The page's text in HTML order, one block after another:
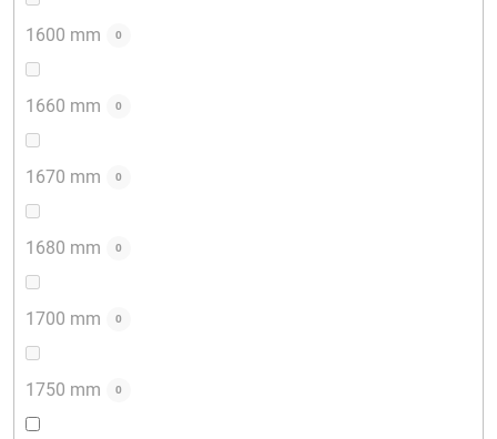
1600 mm 0
1660 mm 0
1670 mm 0
1680 mm 0
1700 mm 0
1750 mm 0